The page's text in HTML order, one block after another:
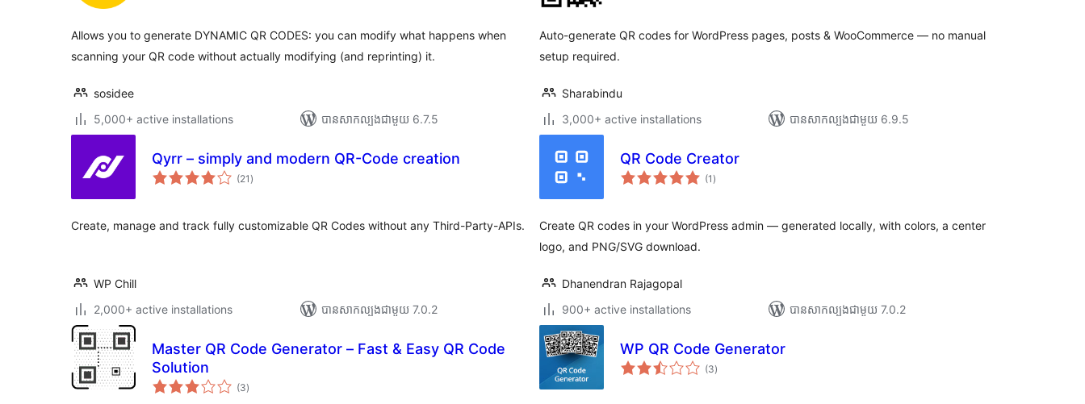
Allows you to generate DYNAMIC QR CODES: you can modify what happens when
scanning your QR code without actually modifying (and reprinting) it.
sosidee
5,000+ active installations
បាន​សាកល្បង​ជាមួយ 6.7.5
Auto-generate QR codes for WordPress pages, posts & WooCommerce — no manual
setup required.
Sharabindu
3,000+ active installations
បាន​សាកល្បង​ជាមួយ 6.9.5
Qyrr – simply and modern QR-Code creation
(21 ការ
វាយ
)
Create, manage and track fully customizable QR Codes without any Third-Party-APIs.
WP Chill
2,000+ active installations
បាន​សាកល្បង​ជាមួយ 7.0.2
QR Code Creator
(1 ការ
វាយ
)
Create QR codes in your WordPress admin — generated locally, with colors, a center
logo, and PNG/SVG download.
Dhanendran Rajagopal
900+ active installations
បាន​សាកល្បង​ជាមួយ 7.0.2
Master QR Code Generator – Fast & Easy QR Code
Solution
(3ការ
វាយ
)
WP QR Code Generator
(3ការ
វាយ
)